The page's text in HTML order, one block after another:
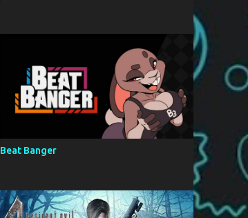
Beat Banger